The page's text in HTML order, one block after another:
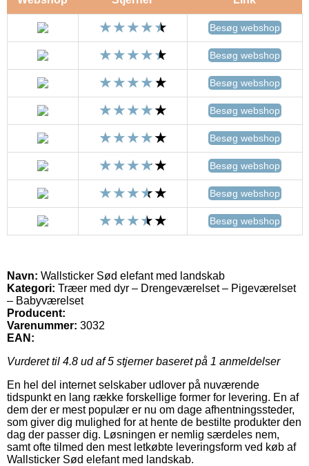
Besøg webshop
Besøg webshop
Besøg webshop
Besøg webshop
Besøg webshop
Besøg webshop
Besøg webshop
Besøg webshop
Navn: Wallsticker Sød elefant med landskab
Kategori: Træer med dyr – Drengeværelset – Pigeværelset
– Babyværelset
Producent:
Varenummer: 3032
EAN:
Vurderet til 4.8 ud af 5 stjerner baseret på 1 anmeldelser
En hel del internet selskaber udlover på nuværende
tidspunkt en lang række forskellige former for levering. En af
dem der er mest populær er nu om dage afhentningssteder,
som giver dig mulighed for at hente de bestilte produkter den
dag der passer dig. Løsningen er nemlig særdeles nem,
samt ofte tilmed den mest letkøbte leveringsform ved køb af
Wallsticker Sød elefant med landskab.